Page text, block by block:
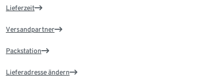
Lieferzeit
Versandpartner
Packstation
Lieferadresse ändern